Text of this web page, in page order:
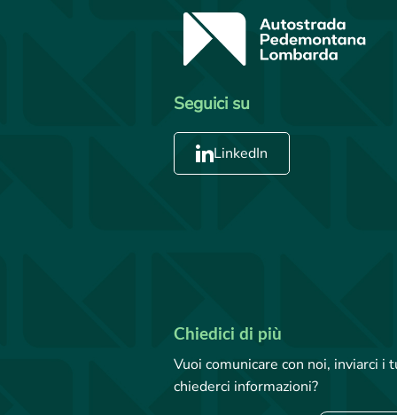
Seguici su
LinkedIn
Chiedici di più
Vuoi comunicare con noi, inviarci
chiederci informazioni?